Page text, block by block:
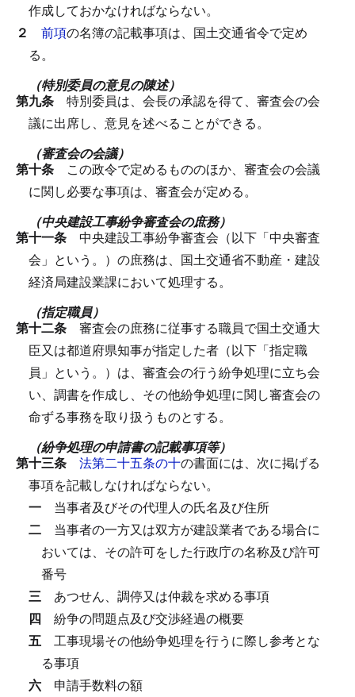
作成しておかなければならない。
２ 前項の名簿の記載事項は、国土交通省令で定め
る。
（特別委員の意見の陳述）
第九条 特別委員は、会長の承認を得て、審査会の会
議に出席し、意見を述べることができる。
（審査会の会議）
第十条 この政令で定めるもののほか、審査会の会議
に関し必要な事項は、審査会が定める。
（中央建設工事紛争審査会の庶務）
第十一条 中央建設工事紛争審査会（以下「中央審査
会」という。）の庶務は、国土交通省不動産・建設
経済局建設業課において処理する。
（指定職員）
第十二条 審査会の庶務に従事する職員で国土交通大
臣又は都道府県知事が指定した者（以下「指定職
員」という。）は、審査会の行う紛争処理に立ち会
い、調書を作成し、その他紛争処理に関し審査会の
命ずる事務を取り扱うものとする。
（紛争処理の申請書の記載事項等）
第十三条 法第二十五条の十の書面には、次に掲げる
事項を記載しなければならない。
一 当事者及びその代理人の氏名及び住所
二 当事者の一方又は双方が建設業者である場合に
おいては、その許可をした行政庁の名称及び許可
番号
三 あつせん、調停又は仲裁を求める事項
四 紛争の問題点及び交渉経過の概要
五 工事現場その他紛争処理を行うに際し参考とな
る事項
六 申請手数料の額